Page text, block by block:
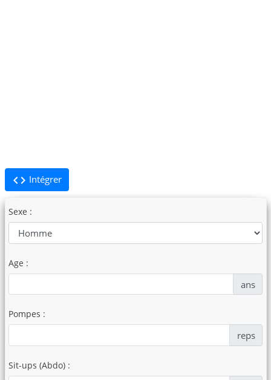
code Intégrer
Sexe :
Age :
ans
Pompes :
reps
Sit-ups (Abdo) :